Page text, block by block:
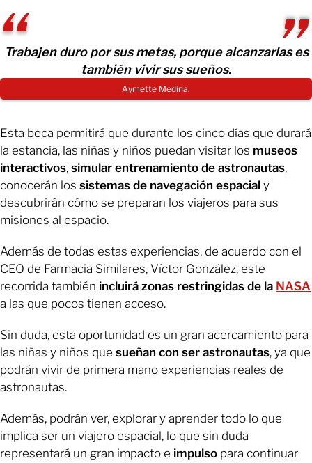
Trabajen duro por sus metas, porque alcanzarlas es
también vivir sus sueños.
Aymette Medina.
Esta beca permitirá que durante los cinco días que durará
la estancia, las niñas y niños puedan visitar los museos
interactivos, simular entrenamiento de astronautas,
conocerán los sistemas de navegación espacial y
descubrirán cómo se preparan los viajeros para sus
misiones al espacio.
Además de todas estas experiencias, de acuerdo con el
CEO de Farmacia Similares, Víctor González, este
recorrida también incluirá zonas restringidas de la NASA
a las que pocos tienen acceso.
Sin duda, esta oportunidad es un gran acercamiento para
las niñas y niños que sueñan con ser astronautas, ya que
podrán vivir de primera mano experiencias reales de
astronautas.
Además, podrán ver, explorar y aprender todo lo que
implica ser un viajero espacial, lo que sin duda
representará un gran impacto e impulso para continuar